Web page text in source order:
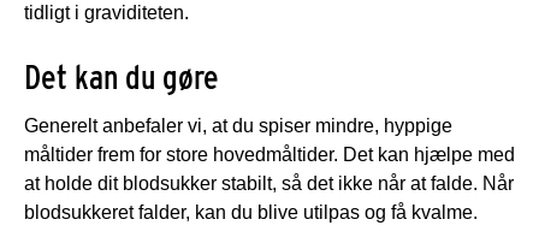
tidligt i graviditeten.
Det kan du gøre
Generelt anbefaler vi, at du spiser mindre, hyppige
måltider frem for store hovedmåltider. Det kan hjælpe med
at holde dit blodsukker stabilt, så det ikke når at falde. Når
blodsukkeret falder, kan du blive utilpas og få kvalme.